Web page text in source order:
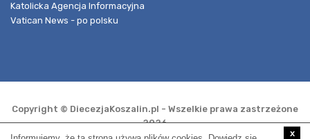
Katolicka Agencja Informacyjna
Vatican News - po polsku
Copyright © DiecezjaKoszalin.pl - Wszelkie prawa zastrzeżone
2026
x